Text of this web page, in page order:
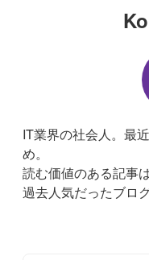
IT業界の社会人。最
め。
読む価値のある記事
過去人気だったブロ